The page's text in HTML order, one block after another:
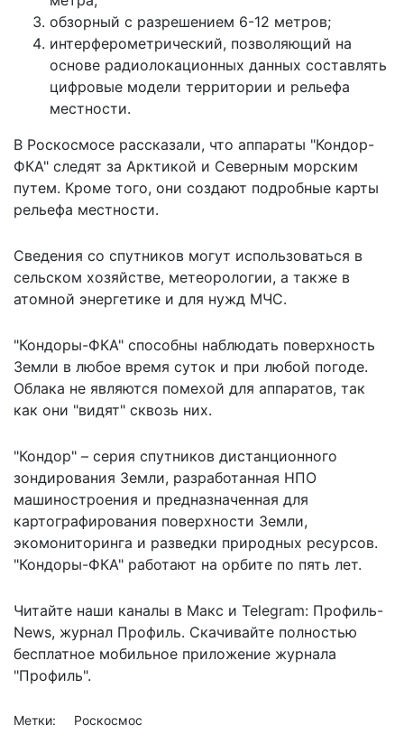
обзорный с разрешением 6-12 метров;
интерферометрический, позволяющий на
основе радиолокационных данных составлять
цифровые модели территории и рельефа
местности.
В Роскосмосе рассказали, что аппараты "Кондор-
ФКА" следят за Арктикой и Северным морским
путем. Кроме того, они создают подробные карты
рельефа местности.
Сведения со спутников могут использоваться в
сельском хозяйстве, метеорологии, а также в
атомной энергетике и для нужд МЧС.
"Кондоры-ФКА" способны наблюдать поверхность
Земли в любое время суток и при любой погоде.
Облака не являются помехой для аппаратов, так
как они "видят" сквозь них.
"Кондор" – серия спутников дистанционного
зондирования Земли, разработанная НПО
машиностроения и предназначенная для
картографирования поверхности Земли,
экомониторинга и разведки природных ресурсов.
"Кондоры-ФКА" работают на орбите по пять лет.
Читайте наши каналы в Макс и Telegram: Профиль-
News, журнал Профиль. Скачивайте полностью
бесплатное мобильное приложение журнала
"Профиль".
Метки: Роскосмос